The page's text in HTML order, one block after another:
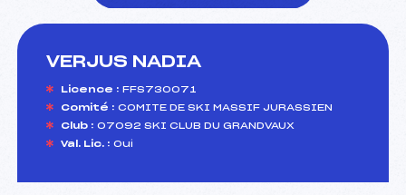
VERJUS NADIA
Licence : FFS730071
Comité : COMITE DE SKI MASSIF JURASSIEN
Club : 07092 SKI CLUB DU GRANDVAUX
Val. Lic. : Oui